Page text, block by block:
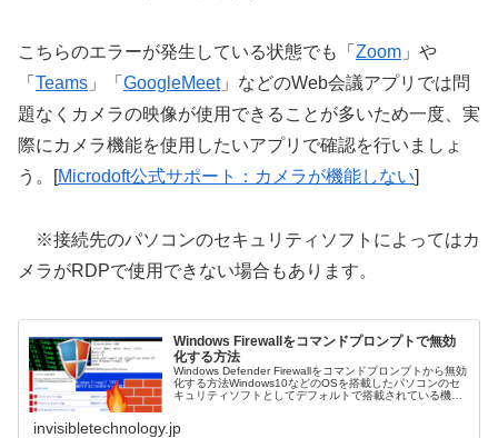
こちらのエラーが発生している状態でも「 Zoom 」や
「 Teams 」「 GoogleMeet」などのWeb会議アプリでは問
題なくカメラの映像が使用できることが多いため一度、実
際にカメラ機能を使用したいアプリで確認を行いましょ
う。[Microdoft公式サポート：カメラが機能しない]
※接続先のパソコンのセキュリティソフトによってはカ
メラがRDPで使用できない場合もあります。
Windows Firewallをコマンドプロンプトで無効
化する方法
Windows Defender Firewallをコマンドプロンプトから無効
化する方法Windows10などのOSを搭載したパソコンのセ
キュリティソフトとしてデフォルトで搭載されている機
invisibletechnology.jp